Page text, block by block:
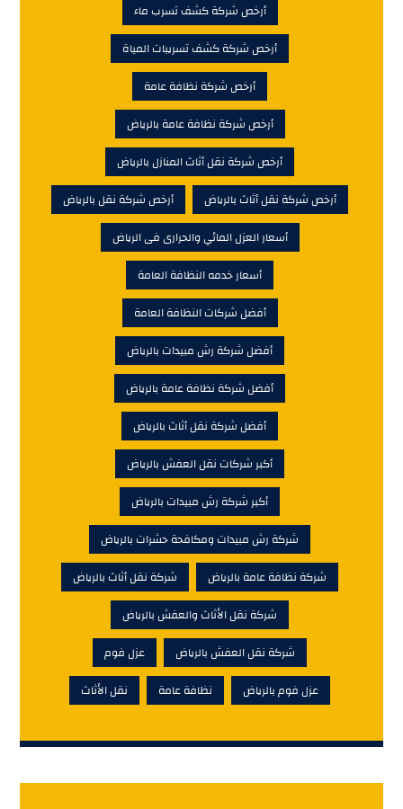
أرخص شركة كشف تسرب ماء
أرخص شركة كشف تسريبات المياة
أرخص شركة نظافة عامة
أرخص شركة نظافة عامة بالرياض
أرخص شركة نقل أثاث المنازل بالرياض
أرخص شركة نقل أثاث بالرياض
أرخص شركة نقل بالرياض
أسعار العزل المائي والحرارى فى الرياض
أسعار خدمه النظافة العامة
أفضل شركات النظافة العامة
أفضل شركة رش مبيدات بالرياض
أفضل شركة نظافة عامة بالرياض
أفضل شركة نقل أثاث بالرياض
أكبر شركات نقل العفش بالرياض
أكبر شركة رش مبيدات بالرياض
شركة رش مبيدات ومكافحة حشرات بالرياض
شركة نظافة عامة بالرياض
شركة نقل أثاث بالرياض
شركة نقل الأثاث والعفش بالرياض
شركة نقل العفش بالرياض
عزل فوم
عزل فوم بالرياض
نظافة عامة نقل الأثاث